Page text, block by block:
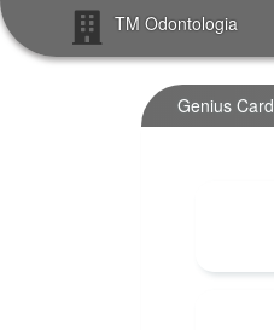
TM Odontologia
Genius Card